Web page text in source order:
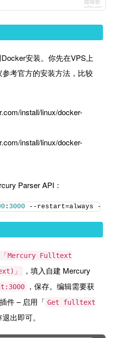
安装。你先在VPS上
考官方的安装方法，比较
install/linux/docker-
install/linux/docker-
Parser API：
: 3000 --restart=always -d
-「Mercury Fulltext
」
，填入自建 Mercury
，保存。编辑需要获
件 – 启用「 Get fulltext
退出即可。